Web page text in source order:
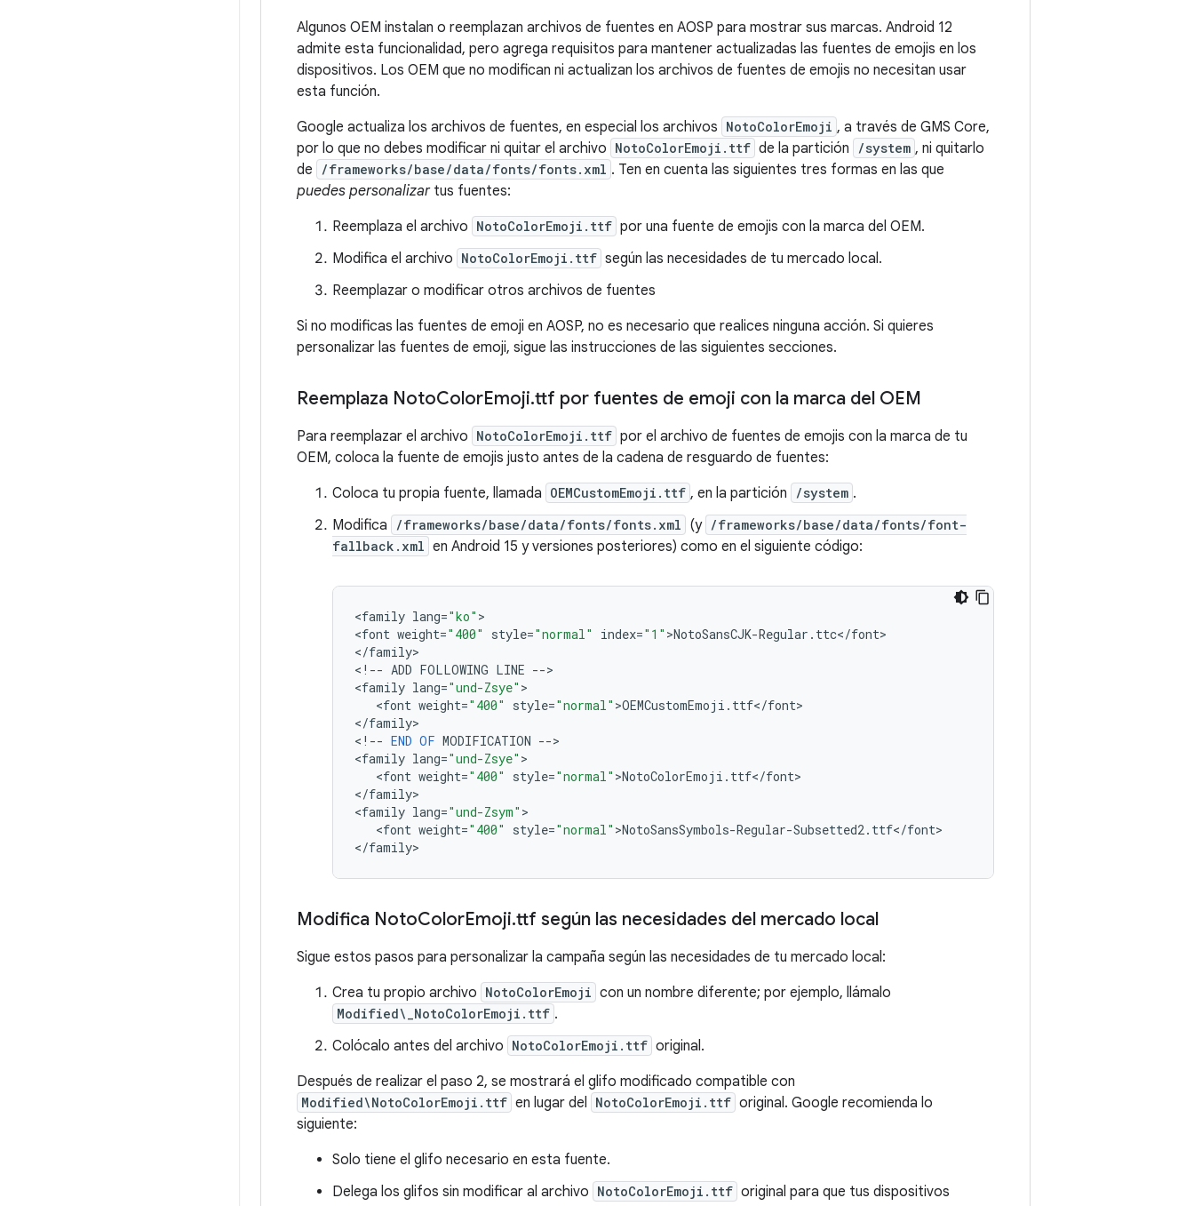
Algunos OEM instalan o reemplazan archivos de fuentes en AOSP para mostrar sus marcas. Android 12
admite esta funcionalidad, pero agrega requisitos para mantener actualizadas las fuentes de emojis en los
dispositivos. Los OEM que no modifican ni actualizan los archivos de fuentes de emojis no necesitan usar
esta función.
Google actualiza los archivos de fuentes, en especial los archivos NotoColorEmoji , a través de GMS Core,
por lo que no debes modificar ni quitar el archivo NotoColorEmoji.ttf de la partición /system , ni quitarlo
de
/frameworks/base/data/fonts/fonts.xml . Ten en cuenta las siguientes tres formas en las que
puedes personalizartus fuentes:
Reemplaza el archivo NotoColorEmoji.ttf por una fuente de emojis con la marca del OEM.
Modifica el archivo NotoColorEmoji.ttf según las necesidades de tu mercado local.
Reemplazar o modificar otros archivos de fuentes
Si no modificas las fuentes de emoji en AOSP, no es necesario que realices ninguna acción. Si quieres
personalizar las fuentes de emoji, sigue las instrucciones de las siguientes secciones.
Reemplaza NotoColorEmoji.ttf por fuentes de emoji con la marca del OEM
Para reemplazar el archivo NotoColorEmoji.ttf por el archivo de fuentes de emojis con la marca de tu
OEM, coloca la fuente de emojis justo antes de la cadena de resguardo de fuentes:
Coloca tu propia fuente, llamada OEMCustomEmoji.ttf , en la partición /system .
Modifica
/frameworks/base/data/fonts/fonts.xml (y /frameworks/base/data/fonts/font-
fallback.xml en Android 15 y versiones posteriores) como en el siguiente código:
<family lang="ko" >
<font weight="400" style="normal" index="1" >NotoSansCJK-Regular . ttc</font>
</family>
< ! -- ADD FOLLOWING LINE -->
<family lang="und-Zsye" >
   <
font weight="400" style="normal" >OEMCustomEmoji . ttf</font>
</family>
< ! -- END OF MODIFICATION -->
<family lang="und-Zsye" >
   <
font weight="400" style="normal" >NotoColorEmoji . ttf</font>
</family>
<family lang="und-Zsym" >
   <
font weight="400" style="normal" >NotoSansSymbols-Regular-Subsetted2. ttf</font>
</family
Modifica NotoColorEmoji.ttf según las necesidades del mercado local
Sigue estos pasos para personalizar la campaña según las necesidades de tu mercado local:
Crea tu propio archivo NotoColorEmoji con un nombre diferente; por ejemplo, llámalo
Modified\_NotoColorEmoji.ttf .
Colócalo antes del archivo NotoColorEmoji.ttf original.
Después de realizar el paso 2, se mostrará el glifo modificado compatible con
Modified\NotoColorEmoji.ttf en lugar del NotoColorEmoji.ttf original. Google recomienda lo
siguiente:
Solo tiene el glifo necesario en esta fuente.
Delega los glifos sin modificar al archivo NotoColorEmoji.ttf original para que tus dispositivos